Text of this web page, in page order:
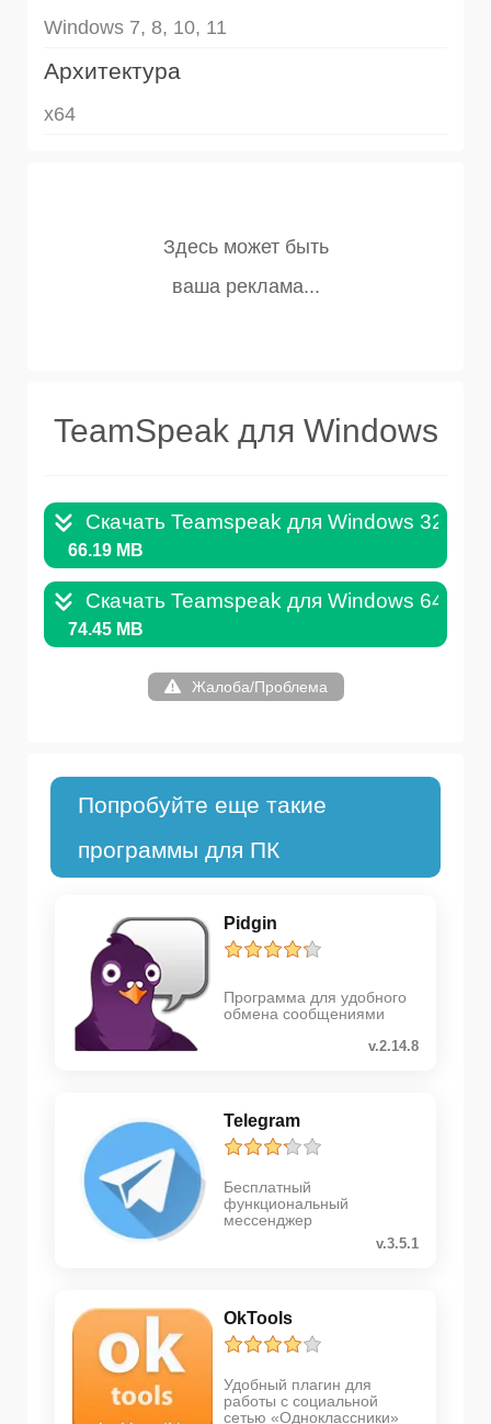
Windows 7, 8, 10, 11
Архитектура
x64
TeamSpeak для Windows
Скачать Teamspeak для Windows 32Bit
66.19 MB
Скачать Teamspeak для Windows 64Bit
74.45 MB
Жалоба/Проблема
Попробуйте еще такие
программы для ПК
Pidgin
Программа для удобного
обмена сообщениями
v.2.14.8
Telegram
Бесплатный
функциональный
мессенджер
v.3.5.1
OkTools
Удобный плагин для
работы с социальной
сетью «Одноклассники»